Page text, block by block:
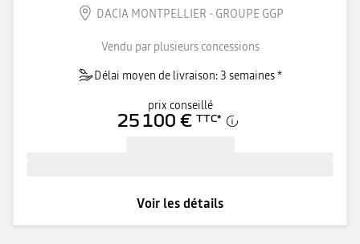
DACIA MONTPELLIER - GROUPE GGP
Vendu par plusieurs concessions
Délai moyen de livraison: 3 semaines *
prix conseillé
25 100 € TTC*
Voir les détails